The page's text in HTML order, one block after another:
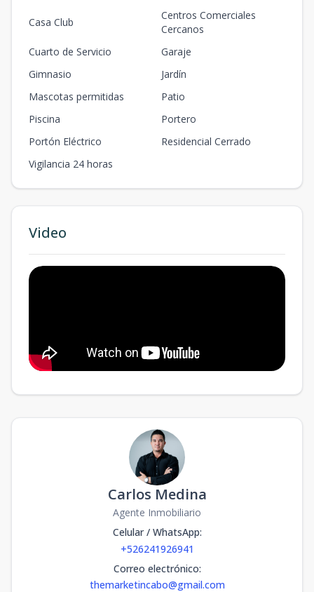
Casa Club
Centros Comerciales
Cercanos
Cuarto de Servicio
Garaje
Gimnasio
Jardín
Mascotas permitidas
Patio
Piscina
Portero
Portón Eléctrico
Residencial Cerrado
Vigilancia 24 horas
Video
Carlos Medina
Agente Inmobiliario
Celular / WhatsApp:
+526241926941
Correo electrónico:
themarketincabo@gmail.com